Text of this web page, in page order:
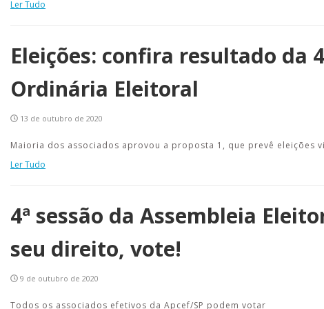
Ler Tudo
Eleições: confira resultado da
Ordinária Eleitoral
13 de outubro de 2020
Maioria dos associados aprovou a proposta 1, que prevê eleições
Ler Tudo
4ª sessão da Assembleia
seu direito, vote!
9 de outubro de 2020
Todos os associados efetivos da Apcef/SP podem votar